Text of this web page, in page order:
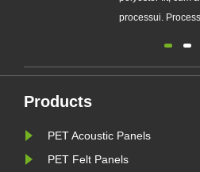
processui.
vastitas, non
PULLUS
tabulae a......
Products
PET Acoustic Panels
PET Felt Panels